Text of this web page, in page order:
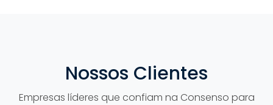
Nossos Clientes
Empresas líderes que confiam na Consenso para